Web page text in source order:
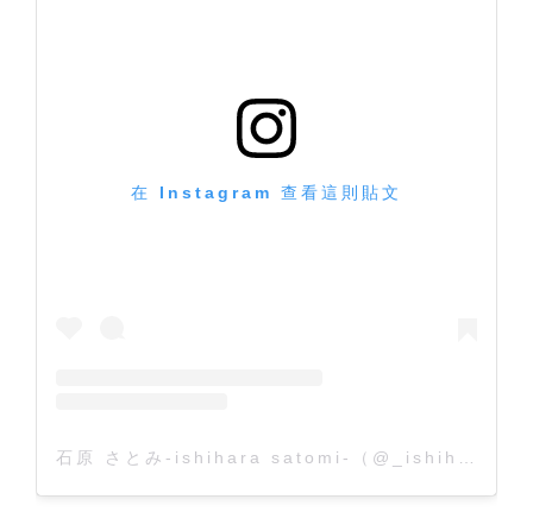
在 Instagram 查看這則貼文